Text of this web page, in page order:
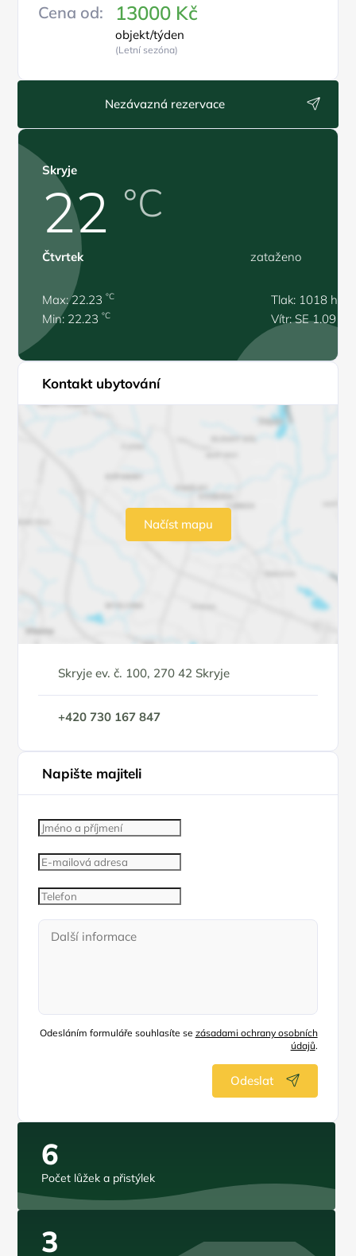
Cena od: 13000 Kč
objekt/týden
(Letní sezóna)
Nezávazná rezervace
Skryje
22 °C
Čtvrtek zataženo
Max: 22.23°C
Min: 22.23°C
Tlak: 1018 hPa
Vítr: SE 1.09 m/
Kontakt ubytování
Načíst mapu
Skryje ev. č. 100, 270 42 Skryje
+420 730 167 847
Napište majiteli
Odesláním formuláře souhlasíte se zásadami ochrany osobních
údajů.
Odeslat
6
Počet lůžek a přistýlek
3